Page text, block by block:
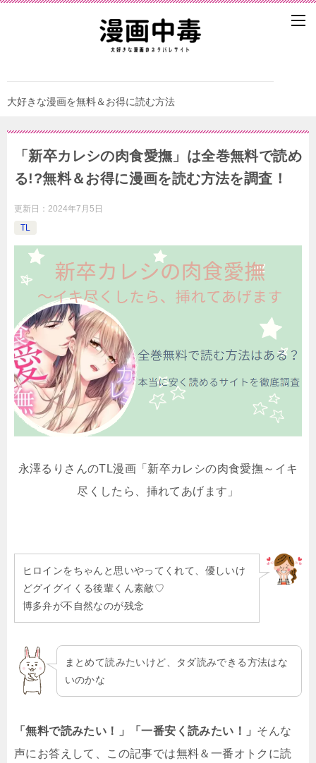
大好きな漫画を無料＆お得に読む方法
「新卒カレシの肉食愛撫」は全巻無料で読め
る!?無料＆お得に漫画を読む⽅法を調査！
更新日： 2024年7月5日
TL
永澤るりさんのTL漫画「新卒カレシの肉食愛撫～イキ
尽くしたら、挿れてあげます」
ヒロインをちゃんと思いやってくれて、優しいけ
どグイグイくる後輩くん素敵♡
博多弁が不自然なのが残念
まとめて読みたいけど、タダ読みできる方法はな
いのかな
「無料で読みたい！」「一番安く読みたい！」 そんな
声にお答えして、この記事では無料＆一番オトクに読